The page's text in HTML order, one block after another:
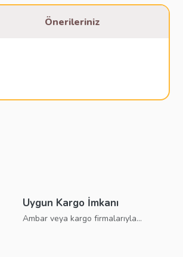
Önerileriniz
Uygun Kargo İmkanı
Ambar veya kargo firmalarıyla...